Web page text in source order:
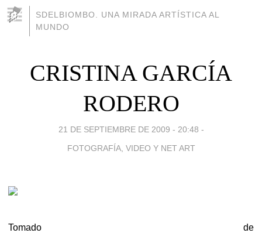
SDELBIOMBO. UNA MIRADA ARTÍSTICA AL
MUNDO
CRISTINA GARCÍA
RODERO
21 DE SEPTIEMBRE DE 2009 - 20:48 -
FOTOGRAFÍA, VIDEO Y NET ART
Tomado de